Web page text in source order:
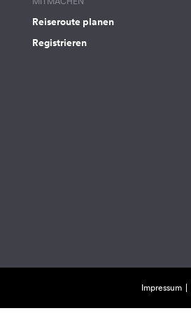
Reiseroute planen
Registrieren
Impressum